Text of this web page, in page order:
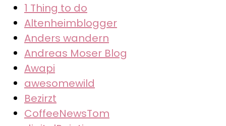
1 Thing to do
Altenheimblogger
Anders wandern
Andreas Moser Blog
Awapi
awesomewild
Bezirzt
CoffeeNewsTom